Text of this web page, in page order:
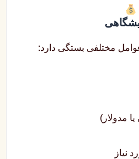
مختلفی بستگی دارد:
مدولار)
نیاز